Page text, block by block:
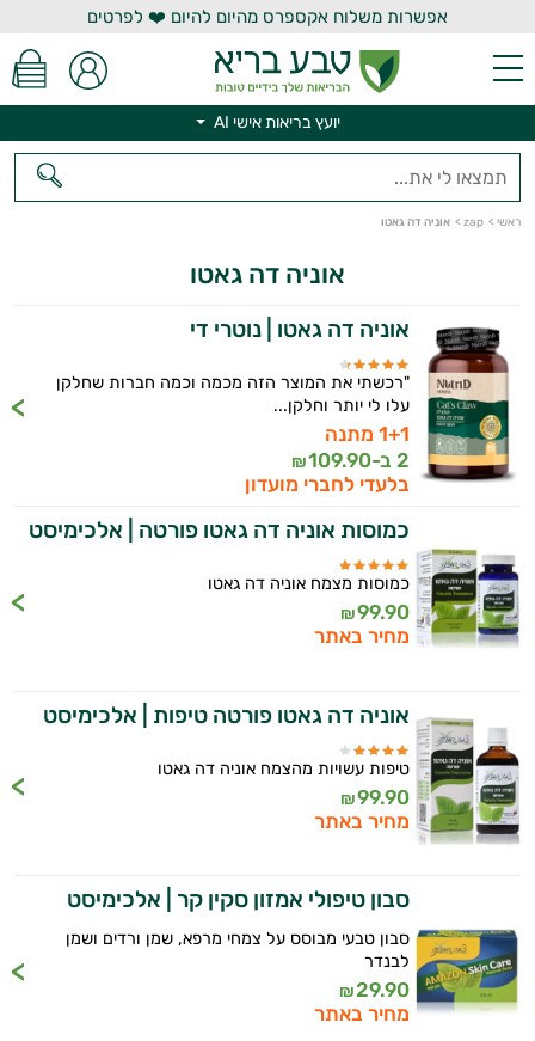
אפשרות משלוח אקספרס מהיום להיום ❤️ לפרטים
יועץ בריאות אישי AI
ראשי >
zap
> אוניה דה גאטו
אוניה דה גאטו
אוניה דה גאטו | נוטרי די
"רכשתי את המוצר הזה מכמה וכמה חברות שחלקן
עלו לי יותר וחלקן...
1+1 מתנה
2 ב-
109.90
₪
בלעדי לחברי מועדון
כמוסות אוניה דה גאטו פורטה | אלכימיסט
כמוסות מצמח אוניה דה גאטו
99.90
₪
מחיר באתר
אוניה דה גאטו פורטה טיפות | אלכימיסט
טיפות עשויות מהצמח אוניה דה גאטו
99.90
₪
מחיר באתר
סבון טיפולי אמזון סקין קר | אלכימיסט
סבון טבעי מבוסס על צמחי מרפא, שמן ורדים ושמן
לבנדר
29.90
₪
מחיר באתר
יועץ בריאות אישי AI
היי,
אני יועץ הבריאות האישי AI של טבע בריא.
התשובות שלי מבוססות על מאגרי מידע קליניים
ותזונת הספורט.
אני כאן כדי לעזור לך להתאים את תוספי
התזונה ומוצרי הבריאות המדויקים למטרות